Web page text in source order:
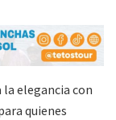
elegancia con
quienes